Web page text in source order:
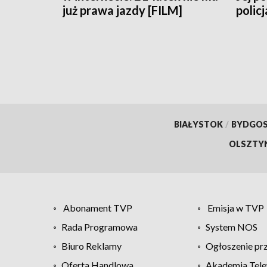
już prawa jazdy [FILM]
BIAŁYSTOK /
Abonament TVP
Emisja w TVP
Rada Programowa
System NOS
Biuro Reklamy
Ogłoszenie